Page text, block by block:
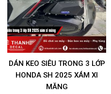
DÁN KEO SIÊU TRONG 3 LỚP
HONDA SH 2025 XÁM XI
MĂNG